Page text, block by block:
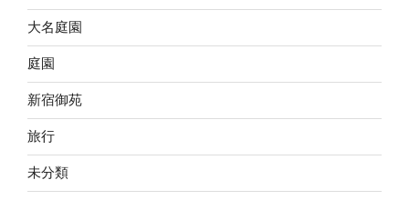
大名庭園
庭園
新宿御苑
旅行
未分類